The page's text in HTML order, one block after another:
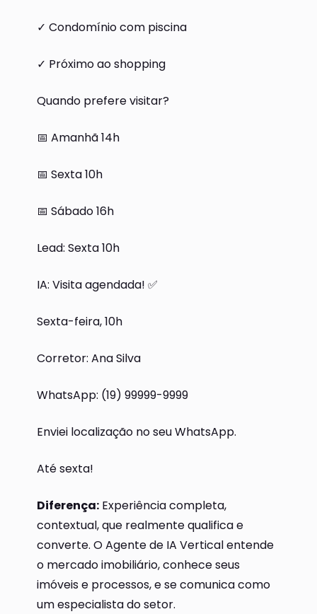
✓ Condomínio com piscina
✓ Próximo ao shopping
Quando prefere visitar?
📅 Amanhã 14h
📅 Sexta 10h
📅 Sábado 16h
Lead: Sexta 10h
IA: Visita agendada! ✅
Sexta-feira, 10h
Corretor: Ana Silva
WhatsApp: (19) 99999-9999
Enviei localização no seu WhatsApp.
Até sexta!
Diferença: Experiência completa,
contextual, que realmente qualifica e
converte. O Agente de IA Vertical entende
o mercado imobiliário, conhece seus
imóveis e processos, e se comunica como
um especialista do setor.